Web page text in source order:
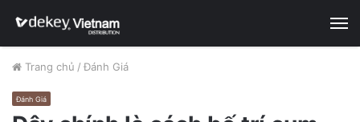
Trang chủ / Đánh Giá
Đánh Giá